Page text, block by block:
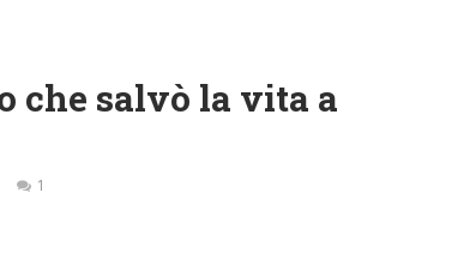
che salvò la vita a
1